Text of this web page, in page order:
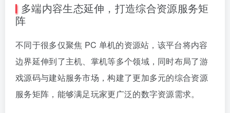
多端内容生态延伸，打造综合资源服务矩
阵
不同于很多仅聚焦 PC 单机的资源站，该平台将内容
边界延伸到了主机、掌机等多个领域，同时布局了游
戏源码与建站服务市场，构建了更加多元的综合资源
服务矩阵，能够满足玩家更广泛的数字资源需求。